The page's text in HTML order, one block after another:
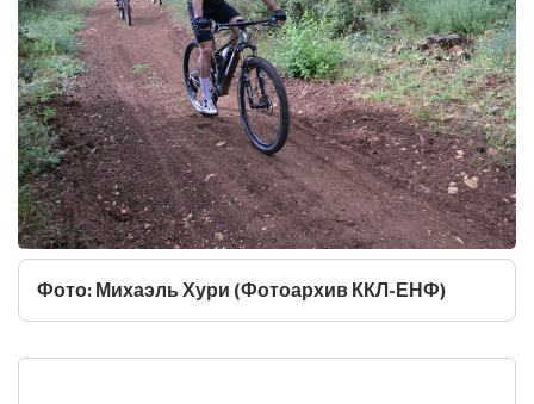
Фото: Михаэль Хури (Фотоархив ККЛ-ЕНФ)